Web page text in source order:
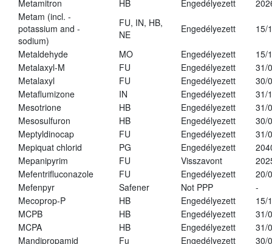
Metamitron HB Engedélyezett
Metam (incl. -
potassium and -
sodium)
FU, IN, HB,
NE
Engedélyezett 15/
Metaldehyde MO Engedélyezett
15/
Metalaxyl-M
FU Engedélyezett
31/
Metalaxyl
FU Engedélyezett
30/
Metaflumizone
IN Engedélyezett
31/
Mesotrione
HB Engedélyezett
31/
Mesosulfuron
HB Engedélyezett
30/
Meptyldinocap
FU Engedélyezett
31/
Mepiquat chlorid
PG Engedélyezett
Mepanipyrim
FU Visszavont
Mefentrifluconazole
FU Engedélyezett
20/
Mefenpyr
Safener Not PPP
-
Mecoprop-P
HB Engedélyezett
15/
MCPB
HB Engedélyezett
31/
MCPA
HB Engedélyezett
31/
Mandipropamid
Fu Engedélyezett
30/